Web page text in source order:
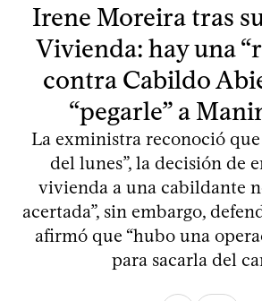
Irene Moreira tras
Vivienda: hay una
contra Cabildo
“pegarle” a
La exministra reconoció
del lunes”, la decisión de
vivienda a una cabildante
acertada”, sin embargo,
afirmó que “hubo una
para sacarla del